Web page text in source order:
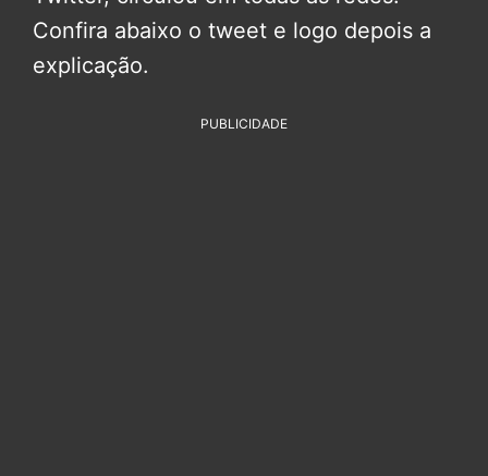
Confira abaixo o tweet e logo depois a
explicação.
PUBLICIDADE